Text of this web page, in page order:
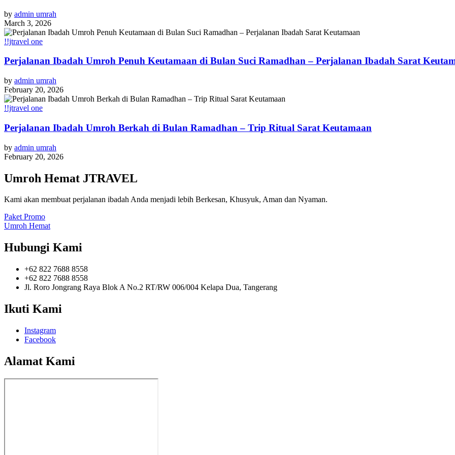
by admin umrah
March 3, 2026
!!jtravel one
Perjalanan Ibadah Umroh Penuh Keutamaan di Bulan Suci Ramadhan – Perjalanan Ibadah Sarat
by admin umrah
February 20, 2026
!!jtravel one
Perjalanan Ibadah Umroh Berkah di Bulan Ramadhan – Trip Ritual Sarat Keutamaan
by admin umrah
February 20, 2026
Umroh Hemat JTRAVEL
Kami akan membuat perjalanan ibadah Anda menjadi lebih Berkesan, Khusyuk, Aman dan Nyaman.
Paket Promo
Umroh Hemat
Hubungi Kami
+62 822 7688 8558
+62 822 7688 8558
Jl. Roro Jongrang Raya Blok A No.2 RT/RW 006/004 Kelapa Dua, Tangerang
Ikuti Kami
Instagram
Facebook
Alamat Kami